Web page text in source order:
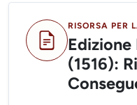
RISORSA PER
Edizione
(1516):